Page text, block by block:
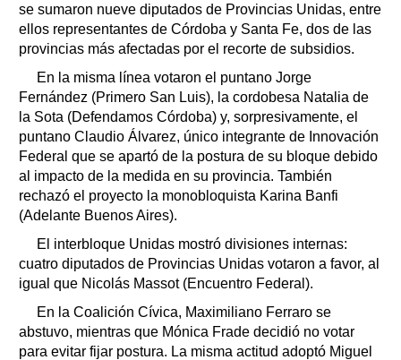
se sumaron nueve diputados de Provincias Unidas, entre
ellos representantes de Córdoba y Santa Fe, dos de las
provincias más afectadas por el recorte de subsidios.
En la misma línea votaron el puntano Jorge
Fernández (Primero San Luis), la cordobesa Natalia de
la Sota (Defendamos Córdoba) y, sorpresivamente, el
puntano Claudio Álvarez, único integrante de Innovación
Federal que se apartó de la postura de su bloque debido
al impacto de la medida en su provincia. También
rechazó el proyecto la monobloquista Karina Banfi
(Adelante Buenos Aires).
El interbloque Unidas mostró divisiones internas:
cuatro diputados de Provincias Unidas votaron a favor, al
igual que Nicolás Massot (Encuentro Federal).
En la Coalición Cívica, Maximiliano Ferraro se
abstuvo, mientras que Mónica Frade decidió no votar
para evitar fijar postura. La misma actitud adoptó Miguel